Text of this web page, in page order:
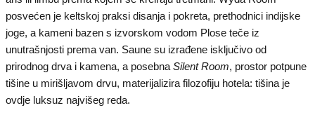
posvećen je keltskoj praksi disanja i pokreta, prethodnici indijske
joge, a kameni bazen s izvorskom vodom Plose teče iz
unutrašnjosti prema van. Saune su izrađene isključivo od
prirodnog drva i kamena, a posebna Silent Room, prostor potpune
tišine u mirišljavom drvu, materijalizira filozofiju hotela: tišina je
ovdje luksuz najvišeg reda.